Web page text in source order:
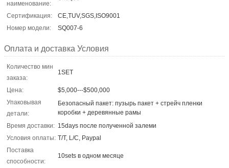
наименование:
Сертификация:
CE,TUV,SGS,ISO9001
Номер модели:
SQ007-6
Оплата и доставка Условия
Количество мин
заказа:
1SET
Цена:
$5,000---$500,000
Упаковывая
детали:
Безопасный пакет: пузырь пакет + стрейч пленки
коробки + деревянные рамы
Время доставки: 15days после полученной залеми
Условия оплаты: T/T, L/C, Paypal
Поставка
способности:
10sets в одном месяце